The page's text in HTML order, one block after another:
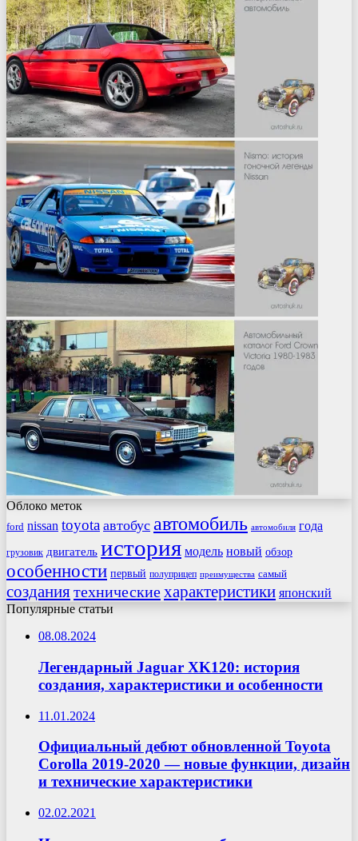
Облоко меток
ford nissan toyota автобус автомобиль автомобиля года
грузовик двигатель история модель новый обзор
особенности первый полуприцеп преимущества самый
созданиятехническиехарактеристики японский
Популярные статьи
08.08.2024
Легендарный Jaguar XK120: история
создания, характеристики и особенности
11.01.2024
Официальный дебют обновленной Toyota
Corolla 2019-2020 — новые функции, дизайн
и технические характеристики
02.02.2021